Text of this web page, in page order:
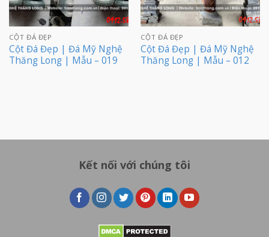
CỘT ĐÁ ĐẸP
Cột Đá Đẹp | Đá Mỹ Nghệ
Thăng Long | Mẫu – 019
CỘT ĐÁ ĐẸP
Cột Đá Đẹp | Đá Mỹ Nghệ
Thăng Long | Mẫu – 012
Kết nối với chúng tôi